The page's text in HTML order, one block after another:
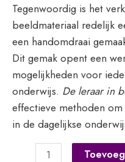
Tegenwoordig is het
beeldmateriaal redelijk
een handomdraai
Dit gemak opent een
mogelijkheden voor
onderwijs. De leraar in
effectieve methoden
in de dagelijkse